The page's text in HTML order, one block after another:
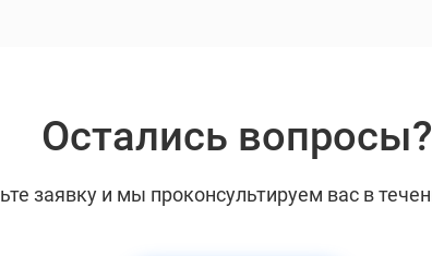
Остались вопросы?
заявку и мы проконсультируем вас в